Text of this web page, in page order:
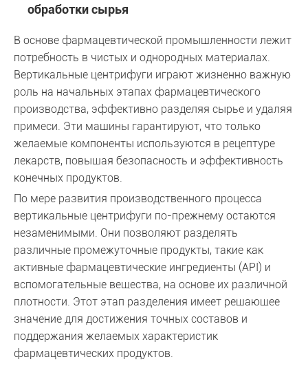
обработки сырья
В основе фармацевтической промышленности лежит
потребность в чистых и однородных материалах.
Вертикальные центрифуги играют жизненно важную
роль на начальных этапах фармацевтического
производства, эффективно разделяя сырье и удаляя
примеси. Эти машины гарантируют, что только
желаемые компоненты используются в рецептуре
лекарств, повышая безопасность и эффективность
конечных продуктов.
По мере развития производственного процесса
вертикальные центрифуги по-прежнему остаются
незаменимыми. Они позволяют разделять
различные промежуточные продукты, такие как
активные фармацевтические ингредиенты (API) и
вспомогательные вещества, на основе их различной
плотности. Этот этап разделения имеет решающее
значение для достижения точных составов и
поддержания желаемых характеристик
фармацевтических продуктов.